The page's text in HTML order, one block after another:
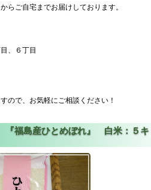
らご自宅までお届けしております。
、６丁目
ので、お気軽にご相談ください！